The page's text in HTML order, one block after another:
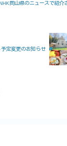
岡山県のニュースで紹介
定変更のお知らせ